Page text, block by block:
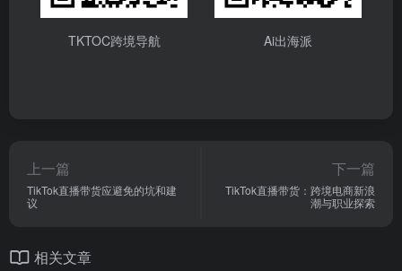
TKTOC跨境导航 Ai出海派
上一篇
TikTok直播带货应避免的坑和建
议
下一篇
TikTok直播带货：跨境电商新浪
潮与职业探索
相关文章